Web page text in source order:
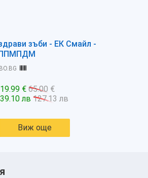
зъби - ЕК Смайл -
19.99 € 65.00 €
39.10 лв 127.13 лв
Виж още